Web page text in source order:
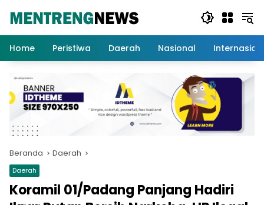
Home
Peristiwa Daerah Nasional
Beranda Daerah
Daerah
Koramil 01/Padang Panjang Hadiri